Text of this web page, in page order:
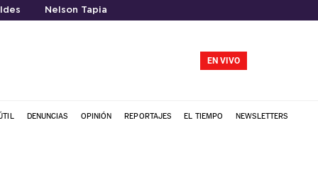
Nelson Tapia
EN VIVO
DENUNCIAS OPINIÓN REPORTAJES EL TIEMPO NEWSLETTERS